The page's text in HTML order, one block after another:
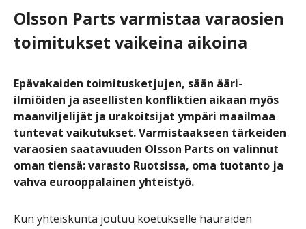
Olsson Parts varmistaa varaosien
toimitukset vaikeina aikoina
Epävakaiden toimitusketjujen, sään ääri-
ilmiöiden ja aseellisten konfliktien aikaan myös
maanviljelijät ja urakoitsijat ympäri maailmaa
tuntevat vaikutukset. Varmistaakseen tärkeiden
varaosien saatavuuden Olsson Parts on valinnut
oman tiensä: varasto Ruotsissa, oma tuotanto ja
vahva eurooppalainen yhteistyö.
Kun yhteiskunta joutuu koetukselle hauraiden